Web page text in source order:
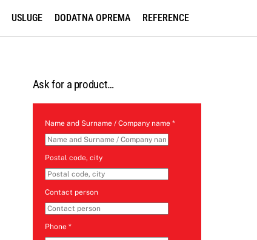
USLUGE DODATNA OPREMA REFERENCE
Ask for a product…
Name and Surname / Company name *
Postal code, city
Contact person
Phone *